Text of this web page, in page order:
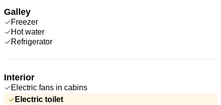
Galley
Freezer
Hot water
Refrigerator
Interior
Electric fans in cabins
Electric toilet